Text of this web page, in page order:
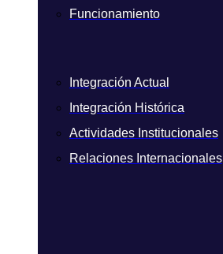
Funcionamiento
Integración Actual
Integración Histórica
Actividades Institucionales
Relaciones Internacionales